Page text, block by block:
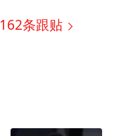
162条跟贴